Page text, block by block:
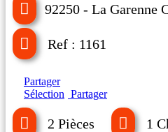
92250 - La Garenne
Ref : 1161
Partager
Sélection Partager
2 Pièces 1